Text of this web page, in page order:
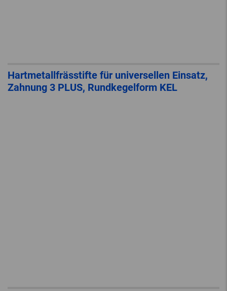
Hartmetallfrässtifte für universellen Einsatz,
Zahnung 3 PLUS, Rundkegelform KEL